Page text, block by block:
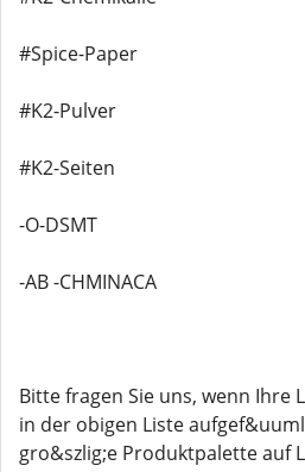
#Spice-Paper
#K2-Pulver
#K2-Seiten
-O-DSMT
-AB -CHMINACA
Bitte fragen Sie uns, wenn Ihre
in der obigen Liste
gro&szlig;e Produktpalette auf